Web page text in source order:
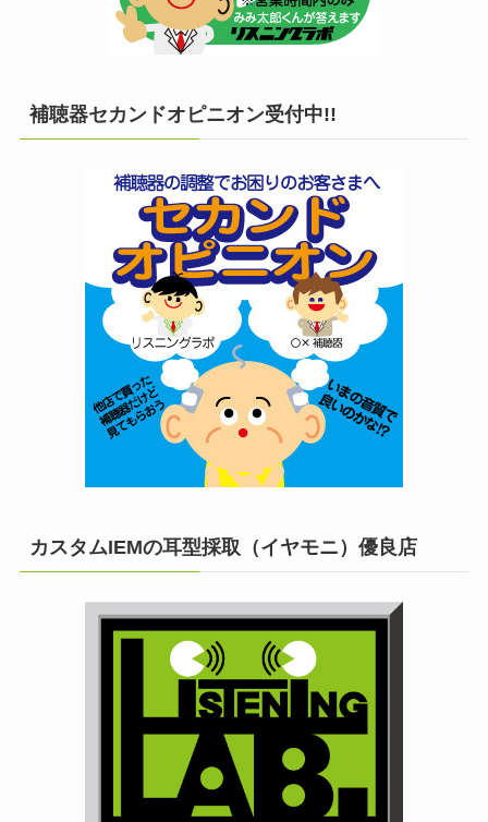
補聴器セカンドオピニオン受付中!!
カスタムIEMの耳型採取（イヤモニ）優良店